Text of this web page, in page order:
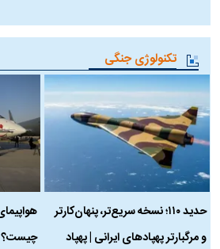
تکنولوژی جنگی
حدید ۱۱۰؛ نسخه سریع‌تر، پنهان‌کارتر
و مرگبارتر پهپادهای ایرانی | پهپاد
چیست؟